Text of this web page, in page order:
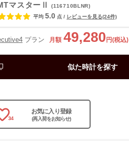
マスターⅡ(116710BLNR)
平均 5.0 点 / レビューを見る(24件)
プラン 月額 49,280 円(税込)
似た時計を探す
34
お気に入り登録
(再入荷をお知らせ)